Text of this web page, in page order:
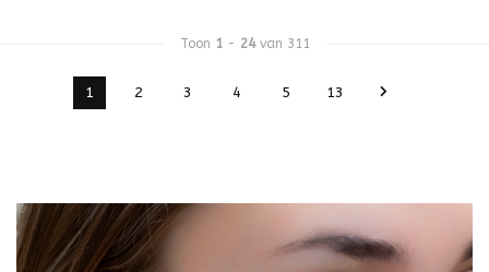
Toon 1- 24van 311
1 2 3 4 5 13